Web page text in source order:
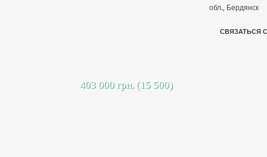
403 000 грн. (15 500)
обл., Бердянск
СВЯЗАТЬСЯ